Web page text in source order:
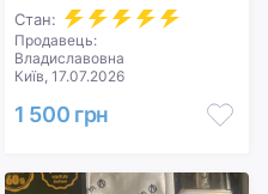
Стан:
Продавець:
Владиславовна
Київ, 17.07.2026
1 500 грн